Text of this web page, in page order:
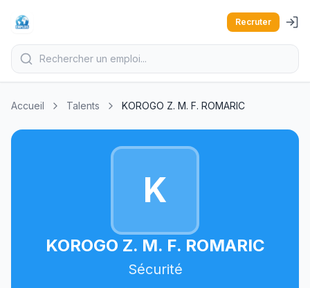
Recruter
Accueil Talents KOROGO Z. M. F. ROMARIC
K
KOROGO Z. M. F. ROMARIC
Sécurité